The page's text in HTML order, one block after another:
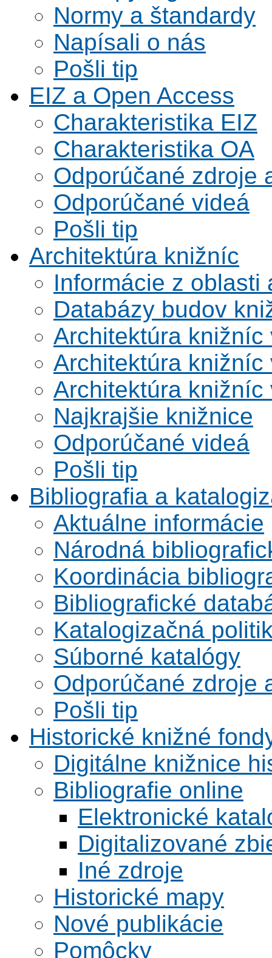
Normy a štandardy
Napísali o nás
Pošli tip
EIZ a Open Access
Charakteristika EIZ
Charakteristika OA
Odporúčané zdroje
Odporúčané videá
Pošli tip
Architektúra knižníc
Informácie z oblasti
Databázy budov
Architektúra knižníc
Architektúra knižníc
Architektúra knižníc
Najkrajšie knižnice
Odporúčané videá
Pošli tip
Bibliografia a
Aktuálne informácie
Národná
Koordinácia
Bibliografické
Katalogizačná
Súborné katalógy
Odporúčané zdroje
Pošli tip
Historické knižné
Digitálne knižnice
Bibliografie online
Elektronické
Digitalizované
Iné zdroje
Historické mapy
Nové publikácie
Pomôcky